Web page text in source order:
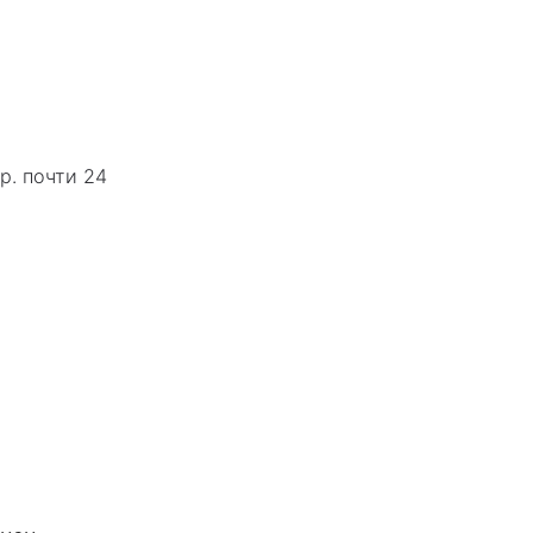
почти 24